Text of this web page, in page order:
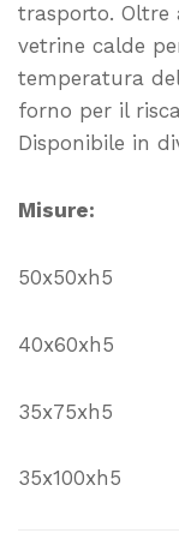
trasporto. Oltre
vetrine calde
temperatura
forno per il
Disponibile in
Misure:
50x50xh5
40x60xh5
35x75xh5
35x100xh5